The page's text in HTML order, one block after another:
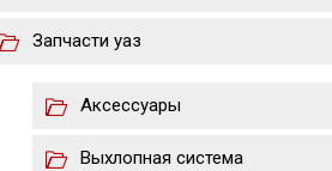
Запчасти уаз
Аксессуары
Выхлопная система